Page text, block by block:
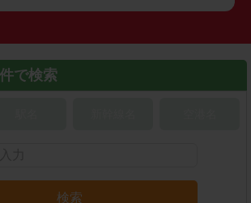
で検索
検索